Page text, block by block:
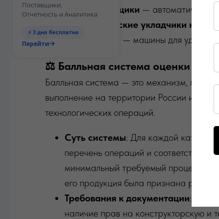
Этикетировщики — автоматические
Автоматические укладчики
— машины для
⚖️ Балльная система оценки
Балльная система — это механизм, при
выполнение на территории России или
технологических операций.
Суть системы: Для каждой
перечень операций и
минимальный требуемый процент от
его продукция была признана
Требования к документации:
наличие прав на конструкторскую и
Поставщики,
Отчетность и Аналитика
⚡ 3 дня бесплатно
Перейти